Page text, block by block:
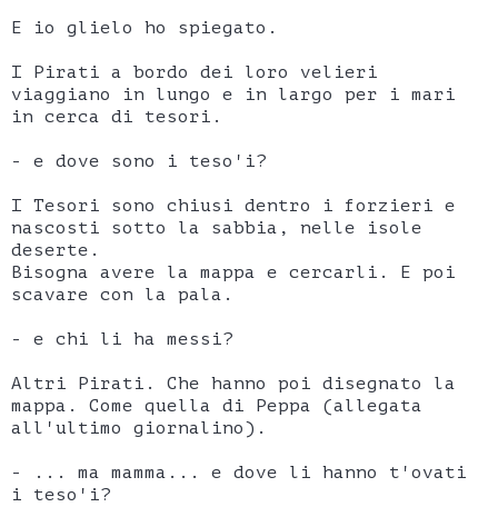
E io glielo ho spiegato.
I Pirati a bordo dei loro velieri
viaggiano in lungo e in largo per i mari
in cerca di tesori.
- e dove sono i teso'i?
I Tesori sono chiusi dentro i forzieri e
nascosti sotto la sabbia, nelle isole
deserte.
Bisogna avere la mappa e cercarli. E poi
scavare con la pala.
- e chi li ha messi?
Altri Pirati. Che hanno poi disegnato la
mappa. Come quella di Peppa (allegata
all'ultimo giornalino).
- ... ma mamma... e dove li hanno t'ovati
i teso'i?